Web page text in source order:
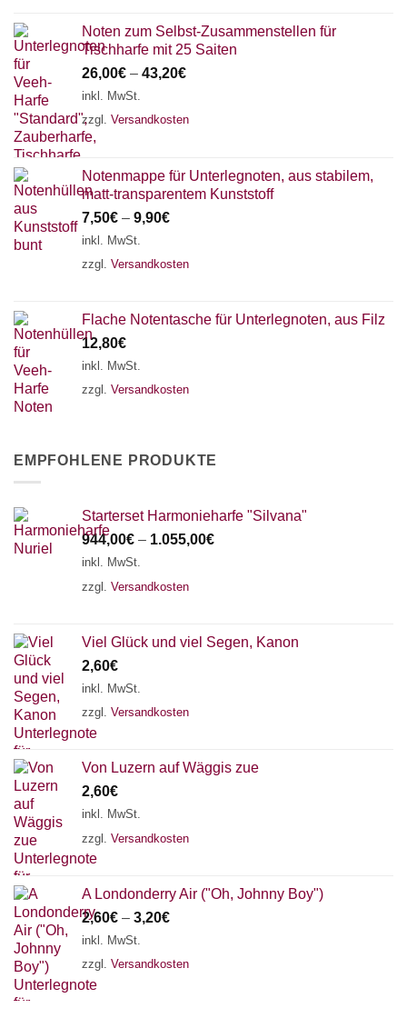
Noten zum Selbst-Zusammenstellen für
Tischharfe mit 25 Saiten
26,00€ – 43,20€
inkl. MwSt.
zzgl. Versandkosten
Notenmappe für Unterlegnoten, aus stabilem,
matt-transparentem Kunststoff
7,50€ – 9,90€
inkl. MwSt.
zzgl. Versandkosten
Flache Notentasche für Unterlegnoten, aus Filz
12,80€
inkl. MwSt.
zzgl. Versandkosten
EMPFOHLENE PRODUKTE
Starterset Harmonieharfe "Silvana"
944,00€ – 1.055,00€
inkl. MwSt.
zzgl. Versandkosten
Viel Glück und viel Segen, Kanon
2,60€
inkl. MwSt.
zzgl. Versandkosten
Von Luzern auf Wäggis zue
2,60€
inkl. MwSt.
zzgl. Versandkosten
A Londonderry Air ("Oh, Johnny Boy")
2,60€ – 3,20€
inkl. MwSt.
zzgl. Versandkosten